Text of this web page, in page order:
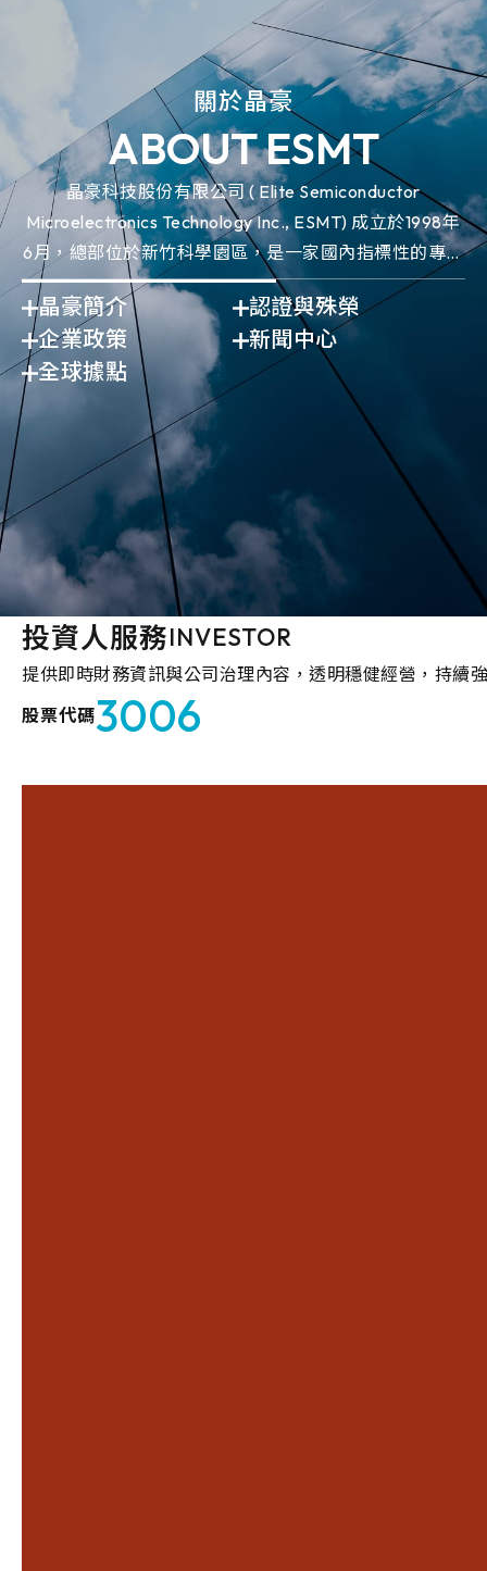
關於晶豪
ABOUT ESMT
晶豪科技股份有限公司 ( Elite Semiconductor
Microelectronics Technology Inc., ESMT) 成立於1998年
6月，總部位於新竹科學園區，是一家國內指標性的專業
IC設計領導廠商。
晶豪簡介
認證與殊榮
企業政策
新聞中心
全球據點
投資人服務INVESTOR
提供即時財務資訊與公司治理內容，透明穩健經營，持續
股票代碼3006